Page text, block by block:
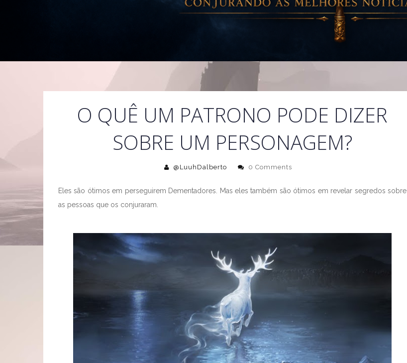
O QUÊ UM PATRONO PODE DIZER
SOBRE UM PERSONAGEM?
@LuuhDalberto 0 Comments
Eles são ótimos em perseguirem Dementadores. Mas eles também são ótimos em revelar segredos sobre
as pessoas que os conjuraram.